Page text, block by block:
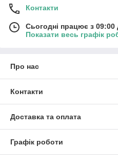
Контакти
Сьогодні працює з 09:00
Показати весь графік
Про нас
Контакти
Доставка та оплата
Графік роботи